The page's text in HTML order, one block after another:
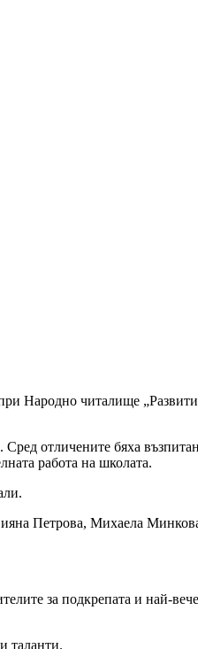
Народно читалище
отличените бяха
работа на школата.
Петрова, Михаела
за подкрепата и най-вече
таланти.